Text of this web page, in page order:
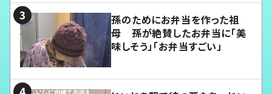
孫のためにお弁当を作った祖
母 孫が絶賛したお弁当に「美
味しそう」「お弁当すごい」